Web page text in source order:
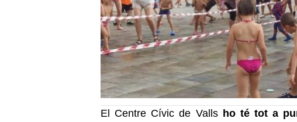
El Centre Cívic de Vallsho té tot a